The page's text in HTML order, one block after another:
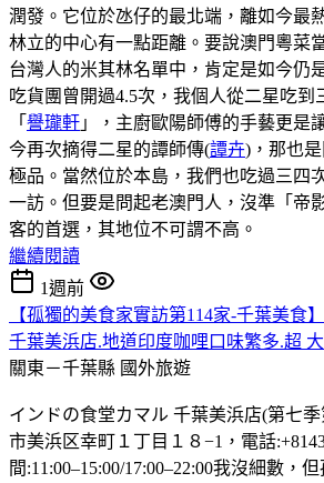
潤發。它位於氹仔的最北端，離如今最
林立的中心有一點距離。要說澳門粵菜
台灣人的米其林名單中，肯定是如今仍
吃貨團曾開過4.5次，我個人從二星吃到
「 譽瓏軒 」，主廚歐陽師傅的手藝更是
今再次摘得二星的譚師傳(譚卉)，那也
極品。當然位於本島，我們也吃過三四
一訪。但要是問起老澳門人，沒準「帝
客的首選，其地位不可謂不高。
繼續閱讀
1週前
【孤獨的美食家實訪第114家-千葉美食
千葉美浜店.地道印度咖哩口味繁多.超
關東－千葉縣 國外旅遊
インドの食堂カマル 千葉美浜店(第七
市美浜区幸町１丁目１８−1，電話
間:11:00–15:00/17:00–22:00我沒細數，